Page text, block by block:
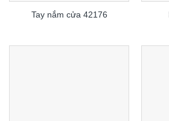
Tay nắm cửa 42176